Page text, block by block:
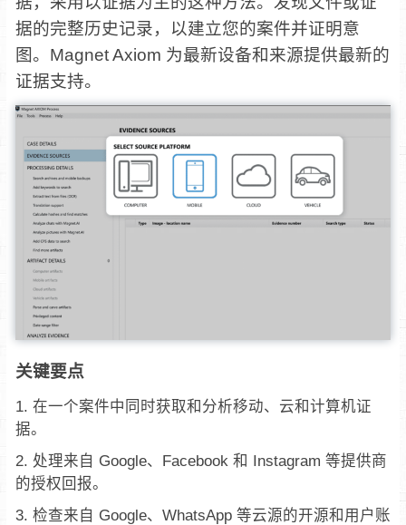
据的完整历史记录，以建立您的案件并证明意
图。Magnet Axiom 为最新设备和来源提供最新的
证据支持。
关键要点
在一个案件中同时获取和分析移动、云和计算机证
据。
处理来自 Google、Facebook 和 Instagram 等提供商
的授权回报。
检查来自 Google、WhatsApp 等云源的开源和用户账